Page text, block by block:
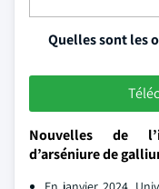
Quelles sont les
Nouvelles de
d’arséniure de